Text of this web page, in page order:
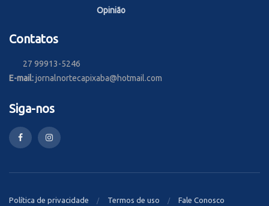
Opinião
Contatos
27 99913-5246
E-mail:jornalnortecapixaba@hotmail.com
Siga-nos
Política de privacidade Termos de uso Fale Conosco